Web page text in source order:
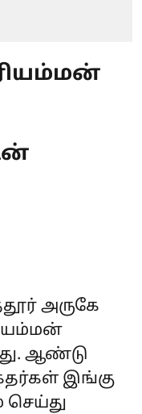
அருகே
ஆண்டு
இங்கு